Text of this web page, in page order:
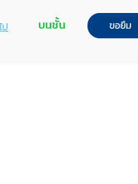
บนชั้น ขอยืม